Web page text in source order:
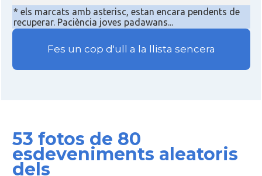
* els marcats amb asterisc, estan encara pendents de
recuperar. Paciència joves padawans...
Fes un cop d'ull a la llista sencera
53 fotos de 80
esdeveniments aleatoris
dels